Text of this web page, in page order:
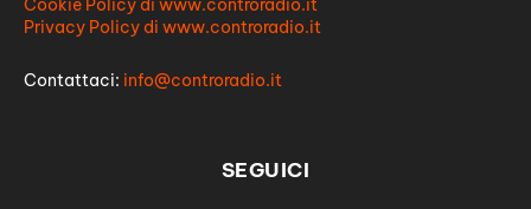
Cookie Policy di www.controradio.it
Privacy Policy di www.controradio.it
Contattaci: info@controradio.it
SEGUICI